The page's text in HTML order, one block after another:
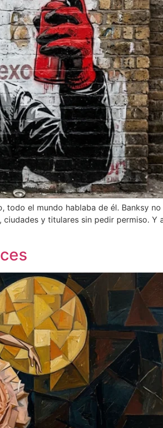
todo el mundo hablaba de él. Banksy
y titulares sin pedir permiso. Y